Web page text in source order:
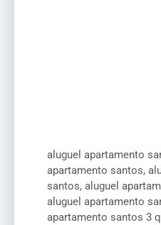
aluguel apartamento
apartamento santos,
santos, aluguel
aluguel apartamento
apartamento santos 3